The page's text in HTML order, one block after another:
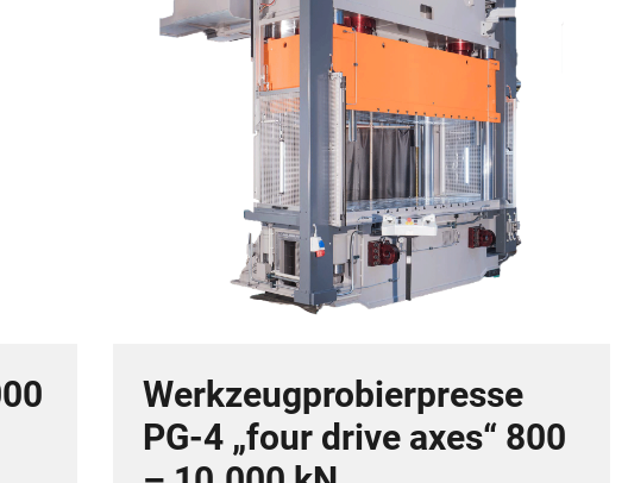
Werkzeugprobierpresse
PG-4 „four drive axes“ 800